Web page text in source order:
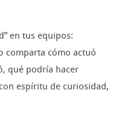
en tus equipos:
comparta cómo actuó
qué podría hacer
espíritu de curiosidad,